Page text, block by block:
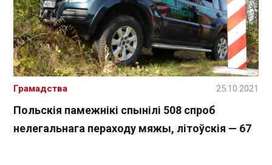
Польскія памежнікі спынілі 508 спроб
нелегальнага пераходу мяжы, літоўскія — 67
Грамадства 25.10.2021